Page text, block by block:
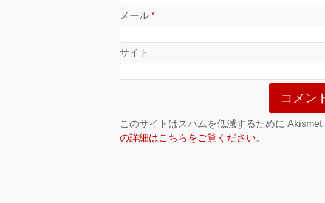
メール *
サイト
このサイトはスパムを低減するために Akismet
の詳細はこちらをご覧ください。